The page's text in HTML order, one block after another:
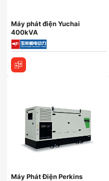
Máy phát điện Yuchai
400kVA
Máy Phát Điện Perkins